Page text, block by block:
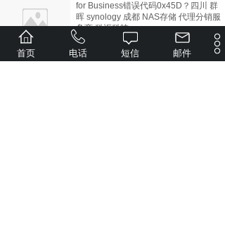
for Business错误代码0x45D？四川 群
晖 synology 成都 NAS存储 代理分销服
务商 科汇科技
2025-08-07 1935
首页 电话 短信 邮件